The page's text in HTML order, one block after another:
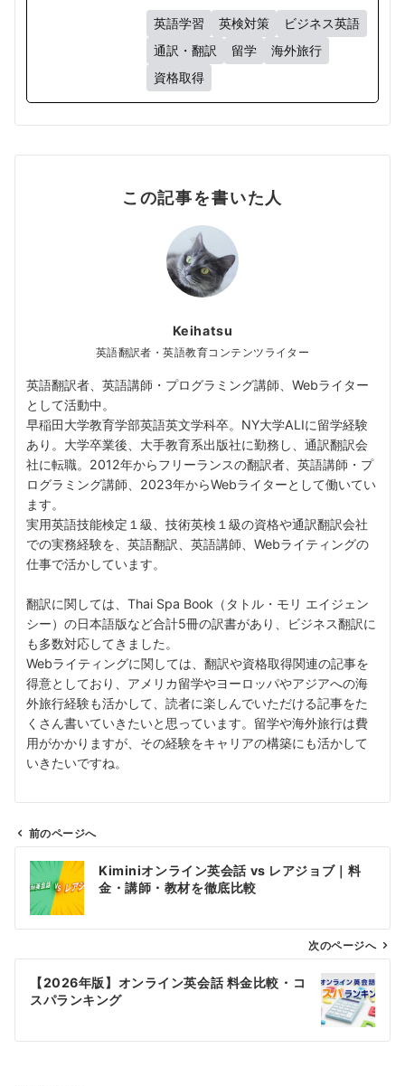
英語学習 英検対策
ビジネス英語
通訳・翻訳
留学
海外旅行
資格取得
この記事を書いた人
Keihatsu
英語翻訳者・英語教育コンテンツライター
英語翻訳者、英語講師・プログラミング講師、Webライター
として活動中。
早稲田大学教育学部英語英文学科卒。NY大学ALIに留学経験
あり。大学卒業後、大手教育系出版社に勤務し、通訳翻訳会
社に転職。2012年からフリーランスの翻訳者、英語講師・プ
ログラミング講師、2023年からWebライターとして働いてい
ます。
実用英語技能検定１級、技術英検１級の資格や通訳翻訳会社
での実務経験を、英語翻訳、英語講師、Webライティングの
仕事で活かしています。
翻訳に関しては、Thai Spa Book（タトル・モリ エイジェン
シー）の日本語版など合計5冊の訳書があり、ビジネス翻訳に
も多数対応してきました。
Webライティングに関しては、翻訳や資格取得関連の記事を
得意としており、アメリカ留学やヨーロッパやアジアへの海
外旅行経験も活かして、読者に楽しんでいただける記事をた
くさん書いていきたいと思っています。留学や海外旅行は費
用がかかりますが、その経験をキャリアの構築にも活かして
いきたいですね。
ン
前のページへ
Kiminiオンライン英会話 vs レアジョブ｜料
金・講師・教材を徹底比較
次のページへ
【2026年版】オンライン英会話 料金比較・コ
スパランキング